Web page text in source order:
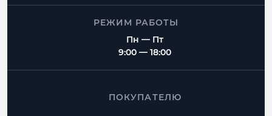
РЕЖИМ РАБОТЫ
Пн — Пт
9:00 — 18:00
ПОКУПАТЕЛЮ